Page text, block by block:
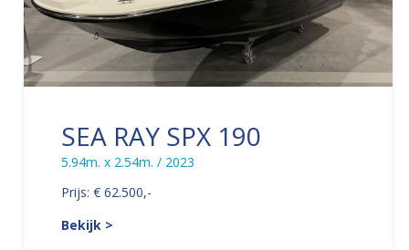
SEA RAY SPX 190
5.94m. x 2.54m. / 2023
Prijs: € 62.500,-
Bekijk >